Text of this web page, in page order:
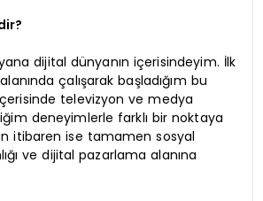
dijital dünyanın içerisindeyim. İlk
çalışarak başladığım bu
televizyon ve medya
deneyimlerle farklı bir noktaya
itibaren ise tamamen sosyal
ve dijital pazarlama alanına